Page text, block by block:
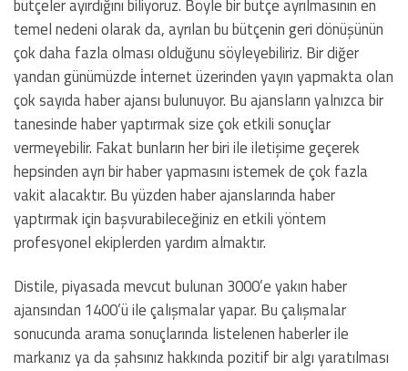
bütçeler ayırdığını biliyoruz. Böyle bir bütçe ayrılmasının en
temel nedeni olarak da, ayrılan bu bütçenin geri dönüşünün
çok daha fazla olması olduğunu söyleyebiliriz. Bir diğer
yandan günümüzde i̇nternet üzerinden yayın yapmakta olan
çok sayıda haber ajansı bulunuyor. Bu ajansların yalnızca bir
tanesinde haber yaptırmak size çok etkili sonuçlar
vermeyebilir. Fakat bunların her biri ile iletişime geçerek
hepsinden ayrı bir haber yapmasını istemek de çok fazla
vakit alacaktır. Bu yüzden haber ajanslarında haber
yaptırmak için başvurabileceğiniz en etkili yöntem
profesyonel ekiplerden yardım almaktır.
Distile, piyasada mevcut bulunan 3000’e yakın haber
ajansından 1400’ü ile çalışmalar yapar. Bu çalışmalar
sonucunda arama sonuçlarında listelenen haberler ile
markanız ya da şahsınız hakkında pozitif bir algı yaratılması